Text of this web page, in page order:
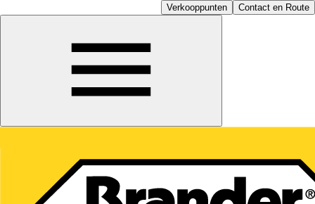
Verkooppunten Contact en Route